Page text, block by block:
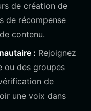
de création de
de récompense
contenu.
: Rejoignez
ou des groupes
de
une voix dans